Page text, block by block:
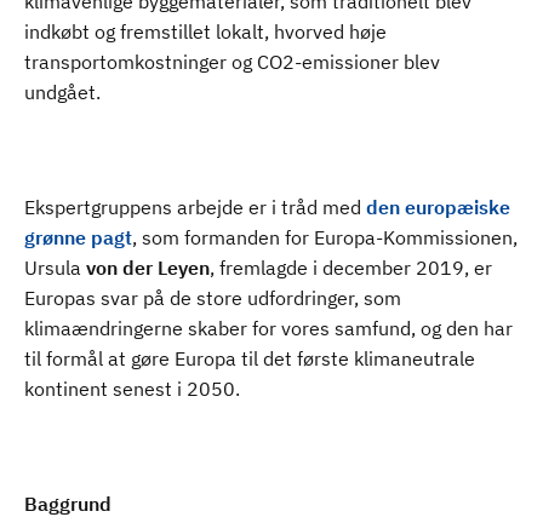
indkøbt og fremstillet lokalt, hvorved høje
transportomkostninger og CO2-emissioner blev
undgået.
Ekspertgruppens arbejde er i tråd med den europæiske
grønne pagt, som formanden for Europa-Kommissionen,
Ursula von der Leyen, fremlagde i december 2019, er
Europas svar på de store udfordringer, som
klimaændringerne skaber for vores samfund, og den har
til formål at gøre Europa til det første klimaneutrale
kontinent senest i 2050.
Baggrund